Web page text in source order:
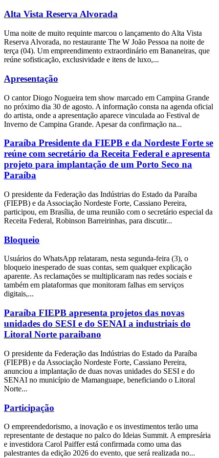
Alta Vista Reserva Alvorada
Uma noite de muito requinte marcou o lançamento do Alta Vista
Reserva Alvorada, no restaurante The W João Pessoa na noite de
terça (04). Um empreendimento extraordinário em Bananeiras, que
reúne sofisticação, exclusividade e itens de luxo,...
Apresentação
O cantor Diogo Nogueira tem show marcado em Campina Grande
no próximo dia 30 de agosto. A informação consta na agenda oficial
do artista, onde a apresentação aparece vinculada ao Festival de
Inverno de Campina Grande. Apesar da confirmação na...
Paraíba Presidente da FIEPB e da Nordeste Forte se
reúne com secretário da Receita Federal e apresenta
projeto para implantação de um Porto Seco na
Paraíba
O presidente da Federação das Indústrias do Estado da Paraíba
(FIEPB) e da Associação Nordeste Forte, Cassiano Pereira,
participou, em Brasília, de uma reunião com o secretário especial da
Receita Federal, Robinson Barreirinhas, para discutir...
Bloqueio
Usuários do WhatsApp relataram, nesta segunda-feira (3), o
bloqueio inesperado de suas contas, sem qualquer explicação
aparente. As reclamações se multiplicaram nas redes sociais e
também em plataformas que monitoram falhas em serviços
digitais,...
Paraíba FIEPB apresenta projetos das novas
unidades do SESI e do SENAI a industriais do
Litoral Norte paraibano
O presidente da Federação das Indústrias do Estado da Paraíba
(FIEPB) e da Associação Nordeste Forte, Cassiano Pereira,
anunciou a implantação de duas novas unidades do SESI e do
SENAI no município de Mamanguape, beneficiando o Litoral
Norte...
Participação
O empreendedorismo, a inovação e os investimentos terão uma
representante de destaque no palco do Ideias Summit. A empresária
e investidora Carol Paiffer está confirmada como uma das
palestrantes da edição 2026 do evento, que será realizada no...